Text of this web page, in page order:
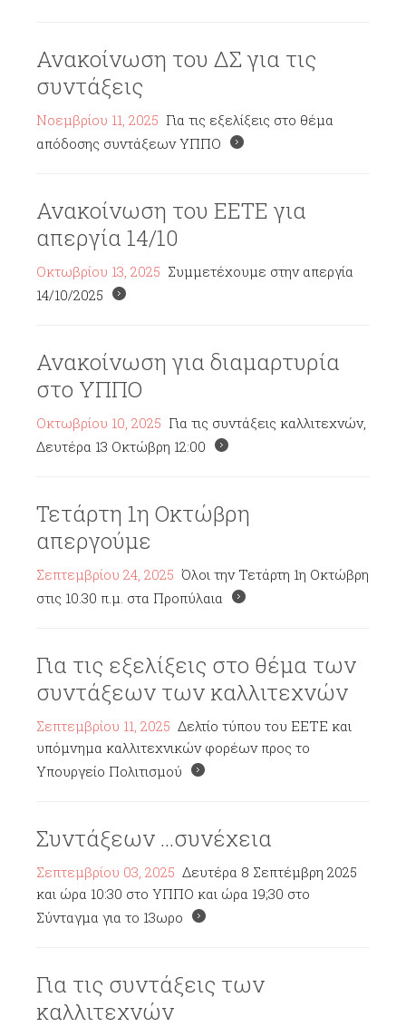
Ανακοίνωση του ΔΣ για τις
συντάξεις
Νοεμβρίου 11, 2025 Για τις εξελίξεις στο θέμα
απόδοσης συντάξεων ΥΠΠΟ
Ανακοίνωση του ΕΕΤΕ για
απεργία 14/10
Οκτωβρίου 13, 2025 Συμμετέχουμε στην απεργία
14/10/2025
Ανακοίνωση για διαμαρτυρία
στο ΥΠΠΟ
Οκτωβρίου 10, 2025 Για τις συντάξεις καλλιτεχνών,
Δευτέρα 13 Οκτώβρη 12:00
Τετάρτη 1η Οκτώβρη
απεργούμε
Σεπτεμβρίου 24, 2025 Όλοι την Τετάρτη 1η Οκτώβρη
στις 10.30 π.μ. στα Προπύλαια
Για τις εξελίξεις στο θέμα των
συντάξεων των καλλιτεχνών
Σεπτεμβρίου 11, 2025 Δελτίο τύπου του ΕΕΤΕ και
υπόμνημα καλλιτεχνικών φορέων προς το
Υπουργείο Πολιτισμού
Συντάξεων ...συνέχεια
Σεπτεμβρίου 03, 2025 Δευτέρα 8 Σεπτέμβρη 2025
και ώρα 10:30 στο ΥΠΠΟ και ώρα 19;30 στο
Σύνταγμα για το 13ωρο
Για τις συντάξεις των
καλλιτεχνών